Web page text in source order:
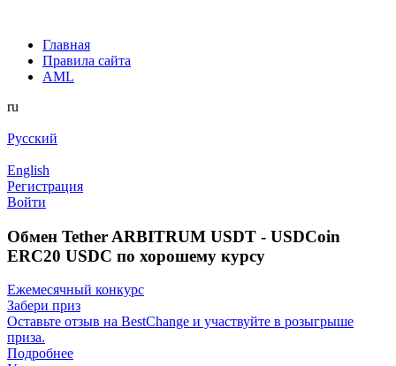
Главная
Правила сайта
AML
ru
Русский
English
Регистрация
Войти
Обмен Tether ARBITRUM USDT - USDCoin
ERC20 USDC по хорошему курсу
Ежемесячный конкурс
Забери приз
Оставьте отзыв на BestChange и участвуйте в розыгрыше
приза.
Подробнее